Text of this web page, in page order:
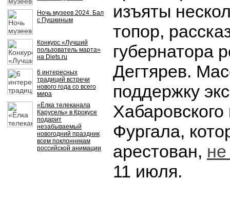
Ночь музеев 2024. Бал
с Пушкиным
Конкурс «Лучший
пользователь марта»
на Diets.ru
6 интересных
традиций встречи
нового года со всего
мира
«Ёлка телеканала
Карусель» в Крокусе
подарит
незабываемый
новогодний праздник
всем поклонникам
российской анимации
изъяты
топор,
губернатора
Дегтярев.
поддержку
Фургала,
арестован,
11 июля.